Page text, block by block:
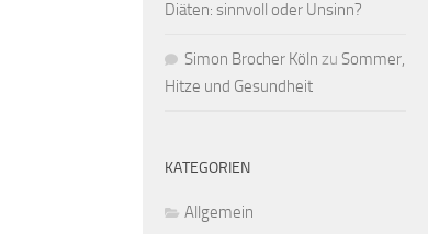
Diäten: sinnvoll oder Unsinn?
Simon Brocher Köln zu Sommer,
Hitze und Gesundheit
KATEGORIEN
Allgemein